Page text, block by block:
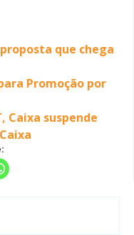
que chega
Promoção por
Caixa suspende